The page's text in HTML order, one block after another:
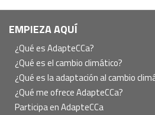
Navegación
principal
EMPIEZA AQUÍ
¿Qué es AdapteCCa?
¿Qué es el cambio climático?
¿Qué es la adaptación al cambio
¿Qué me ofrece AdapteCCa?
Participa en AdapteCCa